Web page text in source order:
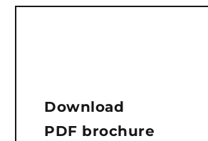
Download
PDF brochure